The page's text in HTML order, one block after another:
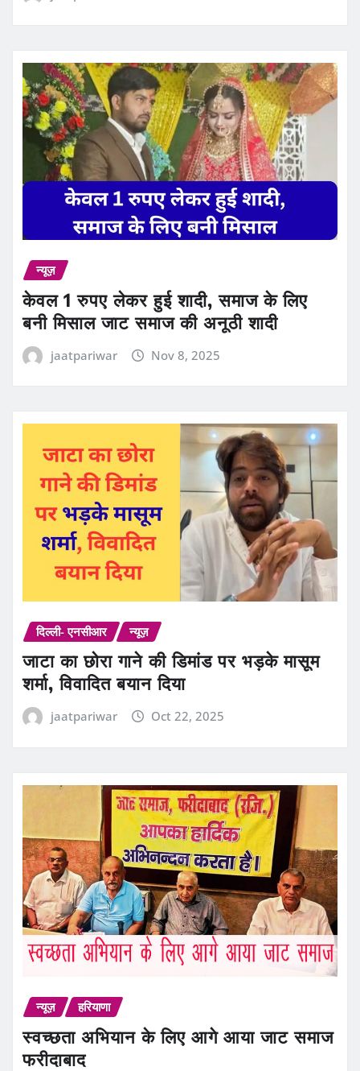
न्यूज़
केवल 1 रुपए लेकर हुई शादी, समाज के लिए
बनी मिसाल जाट समाज की अनूठी शादी
jaatpariwar Nov 8, 2025
दिल्ली- एनसीआर न्यूज़
जाटा का छोरा गाने की डिमांड पर भड़के मासूम
शर्मा, विवादित बयान दिया
jaatpariwar Oct 22, 2025
न्यूज़ हरियाणा
स्वच्छता अभियान के लिए आगे आया जाट समाज
फरीदाबाद